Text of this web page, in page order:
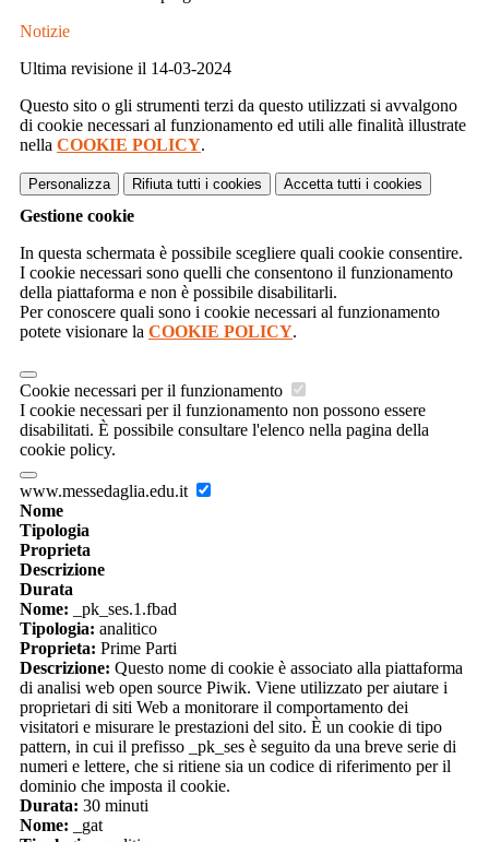
Notizie
Ultima revisione il 14-03-2024
Questo sito o gli strumenti terzi da questo utilizzati si avvalgono
di cookie necessari al funzionamento ed utili alle finalità illustrate
nella COOKIE POLICY.
Personalizza Rifiuta tutti i cookies Accetta tutti i cookies
Gestione cookie
In questa schermata è possibile scegliere quali cookie consentire.
I cookie necessari sono quelli che consentono il funzionamento
della piattaforma e non è possibile disabilitarli.
Per conoscere quali sono i cookie necessari al funzionamento
potete visionare la COOKIE POLICY.
Cookie necessari per il funzionamento
I cookie necessari per il funzionamento non possono essere
disabilitati. È possibile consultare l'elenco nella pagina della
cookie policy.
www.messedaglia.edu.it
Nome
Tipologia
Proprieta
Descrizione
Durata
Nome: _pk_ses.1.fbad
Tipologia: analitico
Proprieta: Prime Parti
Descrizione: Questo nome di cookie è associato alla piattaforma
di analisi web open source Piwik. Viene utilizzato per aiutare i
proprietari di siti Web a monitorare il comportamento dei
visitatori e misurare le prestazioni del sito. È un cookie di tipo
pattern, in cui il prefisso _pk_ses è seguito da una breve serie di
numeri e lettere, che si ritiene sia un codice di riferimento per il
dominio che imposta il cookie.
Durata: 30 minuti
Nome: _gat